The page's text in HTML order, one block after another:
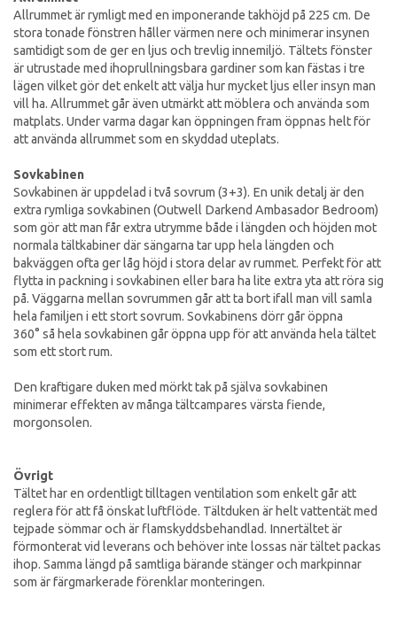
Allrummet är rymligt med en imponerande takhöjd på 225 cm. De
stora tonade fönstren håller värmen nere och minimerar insynen
samtidigt som de ger en ljus och trevlig innemiljö. Tältets fönster
är utrustade med ihoprullningsbara gardiner som kan fästas i tre
lägen vilket gör det enkelt att välja hur mycket ljus eller insyn man
vill ha. Allrummet går även utmärkt att möblera och använda som
matplats. Under varma dagar kan öppningen fram öppnas helt för
att använda allrummet som en skyddad uteplats.
Sovkabinen
Sovkabinen är uppdelad i två sovrum (3+3). En unik detalj är den
extra rymliga sovkabinen (Outwell Darkend Ambasador Bedroom)
som gör att man får extra utrymme både i längden och höjden mot
normala tältkabiner där sängarna tar upp hela längden och
bakväggen ofta ger låg höjd i stora delar av rummet. Perfekt för att
flytta in packning i sovkabinen eller bara ha lite extra yta att röra sig
på. Väggarna mellan sovrummen går att ta bort ifall man vill samla
hela familjen i ett stort sovrum. Sovkabinens dörr går öppna
360° så hela sovkabinen går öppna upp för att använda hela tältet
som ett stort rum.
Den kraftigare duken med mörkt tak på själva sovkabinen
minimerar effekten av många tältcampares värsta fiende,
morgonsolen.
Övrigt
Tältet har en ordentligt tilltagen ventilation som enkelt går att
reglera för att få önskat luftflöde. Tältduken är helt vattentät med
tejpade sömmar och är flamskyddsbehandlad. Innertältet är
förmonterat vid leverans och behöver inte lossas när tältet packas
ihop. Samma längd på samtliga bärande stänger och markpinnar
som är färgmarkerade förenklar monteringen.